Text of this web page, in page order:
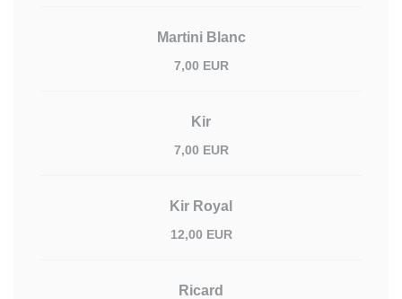
Martini Blanc
7,00 EUR
Kir
7,00 EUR
Kir Royal
12,00 EUR
Ricard